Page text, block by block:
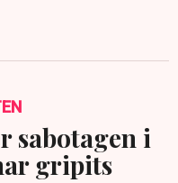
sabotagen i
gripits